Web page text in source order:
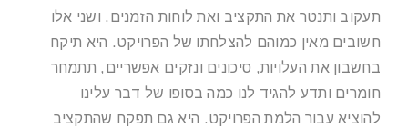
תעקוב ותנטר את התקציב ואת לוחות הזמנים. ושני אלו
חשובים מאין כמוהם להצלחתו של הפרויקט. היא תיקח
בחשבון את העלויות, סיכונים ונזקים אפשריים, תתמחר
חומרים ותדע להגיד לנו כמה בסופו של דבר עלינו
להוציא עבור הלמת הפרויקט. היא גם תפקח שהתקציב